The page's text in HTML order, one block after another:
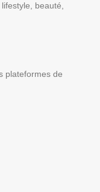
beauté,
plateformes de